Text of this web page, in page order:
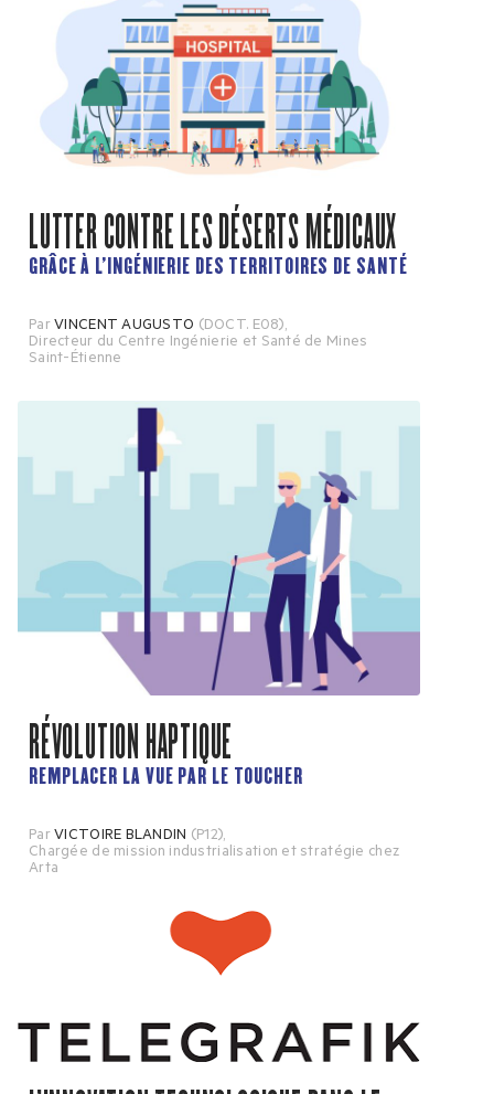
LUTTER CONTRE LES DÉSERTS MÉDICAUX
GRÂCE À L’INGÉNIERIE DES TERRITOIRES DE SANTÉ
Par VINCENT AUGUSTO (DOCT. E08),
Directeur du Centre Ingénierie et Santé de Mines
Saint-Étienne
RÉVOLUTION HAPTIQUE
REMPLACER LA VUE PAR LE TOUCHER
Par VICTOIRE BLANDIN (P12),
Chargée de mission industrialisation et stratégie chez
Arta